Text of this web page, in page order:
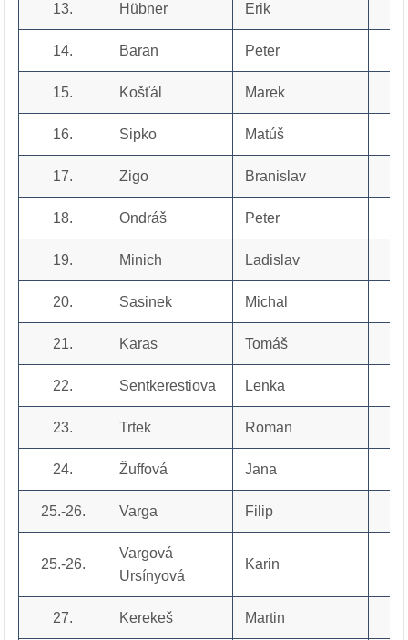
13. Hübner Erik
14. Baran Peter
15. Košťál Marek
16. Sipko Matúš
17. Zigo Branislav
18. Ondráš Peter
19. Minich Ladislav
20. Sasinek Michal
21. Karas Tomáš
22. Sentkerestiova Lenka
23. Trtek Roman
24. Žuffová Jana
25.-26. Varga Filip
25.-26.
Vargová
Ursínyová
Karin
27. Kerekeš Martin